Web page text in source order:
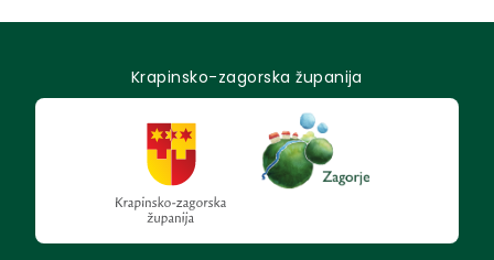
Krapinsko-zagorska županija